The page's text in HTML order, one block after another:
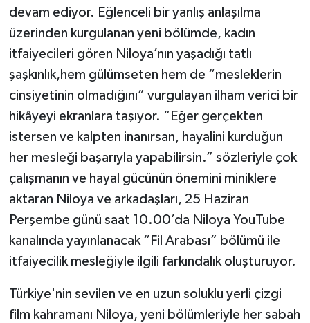
devam ediyor. Eğlenceli bir yanlış anlaşılma
üzerinden kurgulanan yeni bölümde, kadın
itfaiyecileri gören Niloya’nın yaşadığı tatlı
şaşkınlık,hem gülümseten hem de “mesleklerin
cinsiyetinin olmadığını” vurgulayan ilham verici bir
hikâyeyi ekranlara taşıyor. “Eğer gerçekten
istersen ve kalpten inanırsan, hayalini kurduğun
her mesleği başarıyla yapabilirsin.” sözleriyle çok
çalışmanın ve hayal gücünün önemini miniklere
aktaran Niloya ve arkadaşları, 25 Haziran
Perşembe günü saat 10.00’da Niloya YouTube
kanalında yayınlanacak “Fil Arabası” bölümü ile
itfaiyecilik mesleğiyle ilgili farkındalık oluşturuyor.
Türkiye'nin sevilen ve en uzun soluklu yerli çizgi
film kahramanı Niloya, yeni bölümleriyle her sabah